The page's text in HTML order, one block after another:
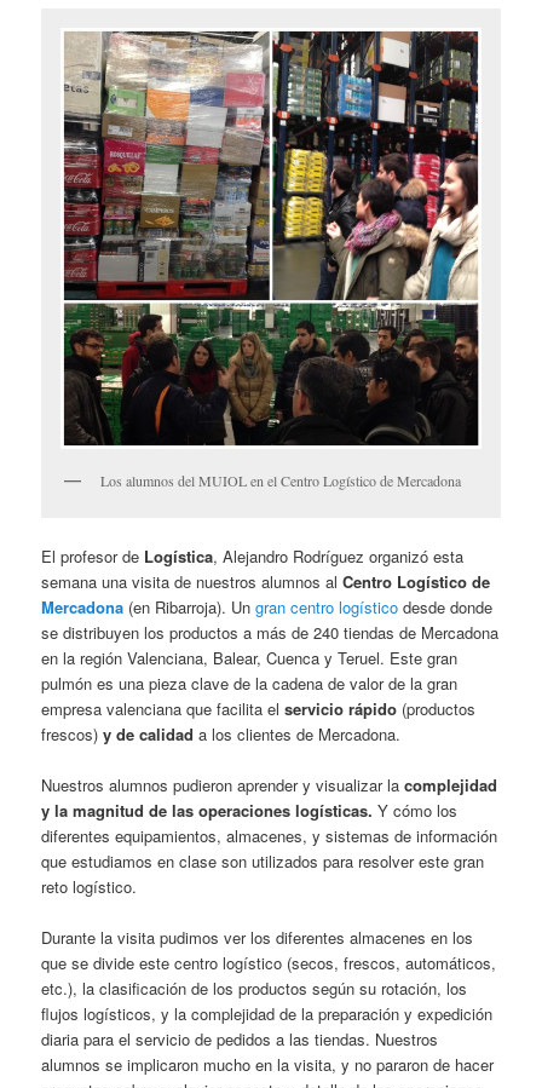
Los alumnos del MUIOL en el Centro Logístico de Mercadona
El profesor de Logística, Alejandro Rodríguez organizó esta
semana una visita de nuestros alumnos alCentro Logístico de
Mercadona (en Ribarroja). Ungran centro logístico desde donde
se distribuyen los productos a más de 240 tiendas de Mercadona
en la región Valenciana, Balear, Cuenca y Teruel. Este gran
pulmón es una pieza clave de la cadena de valor de la gran
empresa valenciana que facilita elservicio rápido (productos
frescos)y de calidad a los clientes de Mercadona.
Nuestros alumnos pudieron aprender y visualizar lacomplejidad
y la magnitud de las operaciones logísticas. Y cómo los
diferentes equipamientos, almacenes, y sistemas de información
que estudiamos en clase son utilizados para resolver este gran
reto logístico.
Durante la visita pudimos ver los diferentes almacenes en los
que se divide este centro logístico (secos, frescos, automáticos,
etc.), la clasificación de los productos según su rotación, los
flujos logísticos, y la complejidad de la preparación y expedición
diaria para el servicio de pedidos a las tiendas. Nuestros
alumnos se implicaron mucho en la visita, y no pararon de hacer